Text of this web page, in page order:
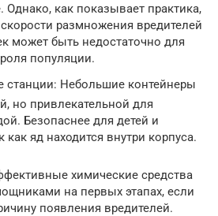
Однако, как показывает практика,
размножения вредителей
может быть недостаточно для
популяции.
станции: Небольшие контейнеры
но привлекательной для
Безопаснее для детей и
как яд находится внутри корпуса.
химические средства
на первых этапах, если
появления вредителей.